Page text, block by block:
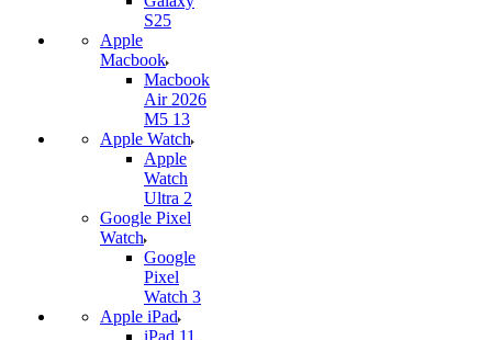
S25
Apple
Macbook
Macbook
Air 2026
M5 13
Apple Watch
Apple
Watch
Ultra 2
Google Pixel
Watch
Google
Pixel
Watch 3
Apple iPad
iPad 11